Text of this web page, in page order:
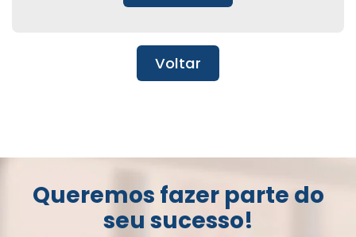
Voltar
Queremos fazer parte do
seu sucesso!